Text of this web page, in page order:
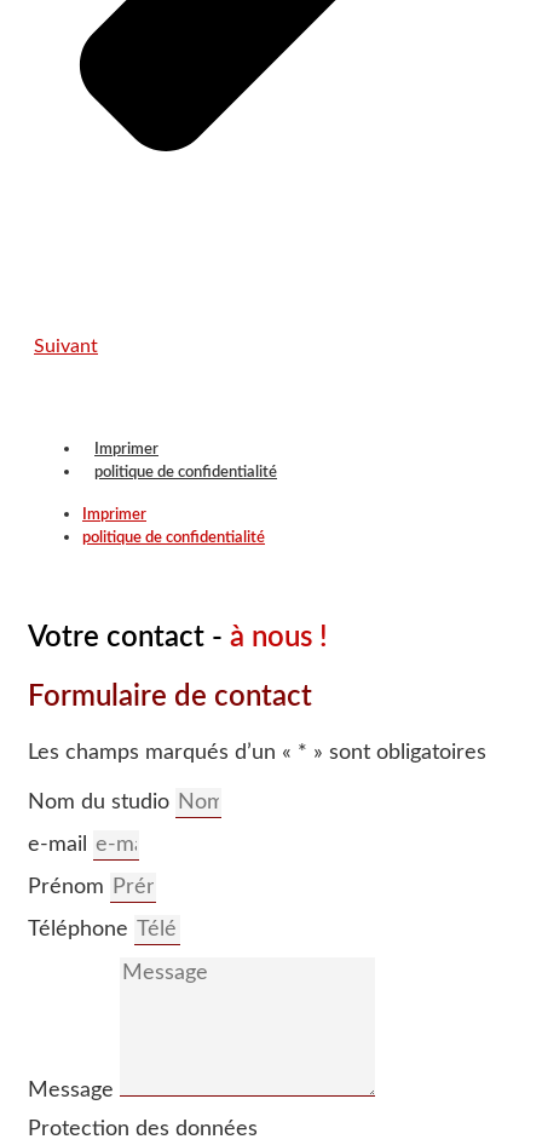
Suivant
Imprimer
politique de confidentialité
Imprimer
politique de confidentialité
Votre contact - à nous !
Formulaire de contact
Les champs marqués d’un « * » sont obligatoires
Nom du studio
e-mail
Prénom
Téléphone
Message
Protection des données